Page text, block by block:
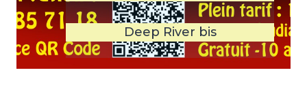
Deep River bis